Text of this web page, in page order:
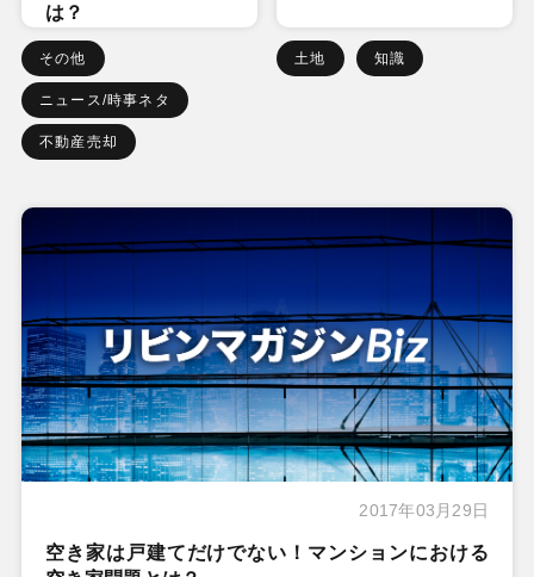
は？
その他
ニュース/時事ネタ
不動産売却
土地 知識
2017年03月29日
空き家は戸建てだけでない！マンションにおける